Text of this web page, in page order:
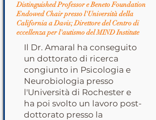
Distinguished Professor e Beneto Foundation
Endowed Chair presso l'Università della
California a Davis; Direttore del Centro di
eccellenza per l'autismo del MIND Institute
Il Dr. Amaral ha conseguito
un dottorato di ricerca
congiunto in Psicologia e
Neurobiologia presso
l'Università di Rochester e
ha poi svolto un lavoro post-
dottorato presso la